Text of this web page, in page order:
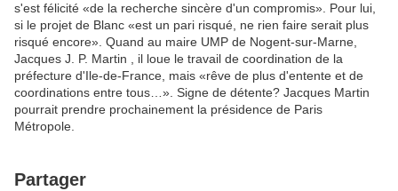
s'est félicité «de la recherche sincère d'un compromis». Pour lui,
si le projet de Blanc «est un pari risqué, ne rien faire serait plus
risqué encore». Quand au maire UMP de Nogent-sur-Marne,
Jacques J. P. Martin , il loue le travail de coordination de la
préfecture d'Ile-de-France, mais «rêve de plus d'entente et de
coordinations entre tous…». Signe de détente? Jacques Martin
pourrait prendre prochainement la présidence de Paris
Métropole.
Partager